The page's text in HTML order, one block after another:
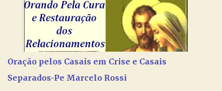
Amém. Novena a Nhá Chica (Oração para obter os favores
celestiais através da intercessão da Serva de Deus Nhá Chica)
(Rezar durante nove dias seguidos ou intercalados) Nhá Chica,
recorro a vós como intercessora entre a Bondade Divina e as
entregueis nas mãos do Santíssimo o meu pedido urgente (Fazer
o pedido). Acolhei, Nhá Chica, no vosso coração bondoso as
Oração pelos Casais em Crise e Casais
Separados-Pe Marcelo Rossi